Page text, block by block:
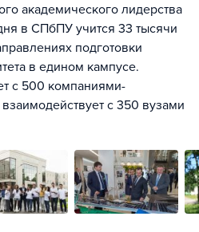
академического лидерства
в СПбПУ учится 33 тысячи
подготовки
в едином кампусе.
с 500 компаниями-
с 350 вузами